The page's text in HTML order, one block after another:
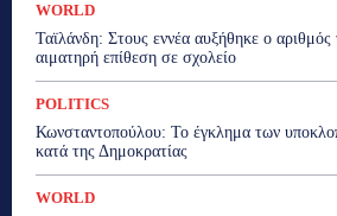
WORLD
Ταϊλάνδη: Στους εννέα αυξήθηκε ο
αιματηρή επίθεση σε σχολείο
POLITICS
Κωνσταντοπούλου: Το έγκλημα των
κατά της Δημοκρατίας
WORLD